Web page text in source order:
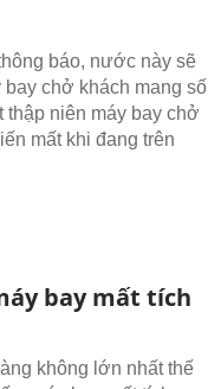
báo, nước này sẽ
chở khách mang số
thập niên máy bay chở
mất khi đang trên
bay mất tích
không lớn nhất thế